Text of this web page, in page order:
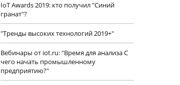
IoT Awards 2019: кто получил "Синий
гранат"?
"Тренды высоких технологий 2019+"
Вебинары от iot.ru: "Время для анализа С
чего начать промышленному
предприятию?"